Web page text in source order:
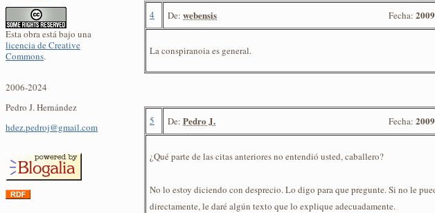
Esta obra está bajo una
licencia de Creative
Commons.
2006-2024
Pedro J. Hernández
hdez.pedroj@gmail.com
4 De: webensis Fecha:
La conspiranoia es general.
5 De: Pedro J. Fecha:
¿Qué parte de las citas anteriores no entendió usted, caballero?
No lo estoy diciendo con desprecio. Lo digo para que pregunte. Si no le
directamente, le daré algún texto que lo explique adecuadamente.